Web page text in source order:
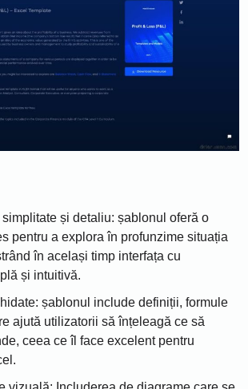
și detaliu: șablonul oferă o
pentru a explora în profunzime situația
în același timp interfața cu
și intuitivă.
șablonul include definiții, formule
ajută utilizatorii să înțeleagă ce să
ceea ce îl face excelent pentru